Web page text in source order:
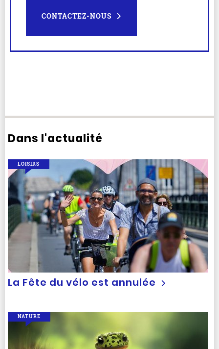
CONTACTEZ-NOUS
Dans l'actualité
La Fête du vélo est annulée
LOISIRS
NATURE